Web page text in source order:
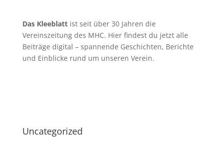
Das Kleeblattist seit über 30 Jahren die
Vereinszeitung des MHC. Hier findest du jetzt alle
Beiträge digital – spannende Geschichten, Berichte
und Einblicke rund um unseren Verein.
Uncategorized